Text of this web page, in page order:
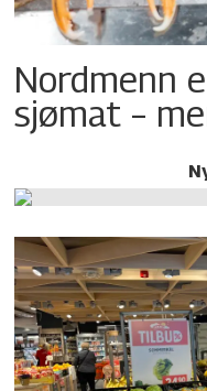
Nordmenn
sjømat –